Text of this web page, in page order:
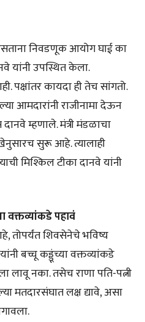
निवडणूक आयोग घाई का
यांनी उपस्थित केला.
पक्षांतर कायदा ही तेच सांगतो.
आमदारांनी राजीनामा देऊन
म्हणाले. मंत्री मंडळाचा
सुरू आहे. त्यालाही
मिश्किल टीका दानवे यांनी
वक्तव्यांकडे पहावं
तोपर्यंत शिवसेनेचे भविष्य
बच्चू कड्डूंच्या वक्तव्यांकडे
लावू नका. तसेच राणा पति-पत्नी
मतदारसंघात लक्ष द्यावे, असा